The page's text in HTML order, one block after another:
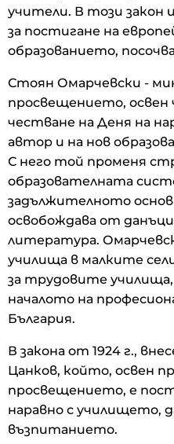
учители. В този закон
за постигане на
образованието,
Стоян Омарчевски -
просвещението, освен
честване на Деня на
автор и на нов
С него той променя
образователната
задължителното
освобождава от
литература.
училища в малките
за трудовите
началото на
България.
В закона от 1924 г.,
Цанков, който, освен
просвещението, е
наравно с училището,
възпитанието.